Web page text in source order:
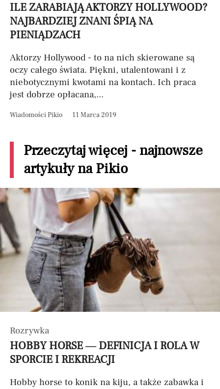
ILE ZARABIAJĄ AKTORZY HOLLYWOOD?
NAJBARDZIEJ ZNANI ŚPIĄ NA
PIENIĄDZACH
Aktorzy Hollywood - to na nich skierowane są
oczy całego świata. Piękni, utalentowani i z
niebotycznymi kwotami na kontach. Ich praca
jest dobrze opłacana,...
Wiadomości Pikio 11 Marca 2019
Przeczytaj więcej - najnowsze
artykuły na Pikio
Rozrywka
HOBBY HORSE — DEFINICJA I ROLA W
SPORCIE I REKREACJI
Hobby horse to konik na kiju, a także zabawka i